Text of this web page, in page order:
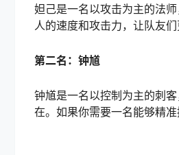
妲己是一名以攻击为主的法
人的速度和攻击力，让队友
第二名：钟馗
钟馗是一名以控制为主的刺
在。如果你需要一名能够精